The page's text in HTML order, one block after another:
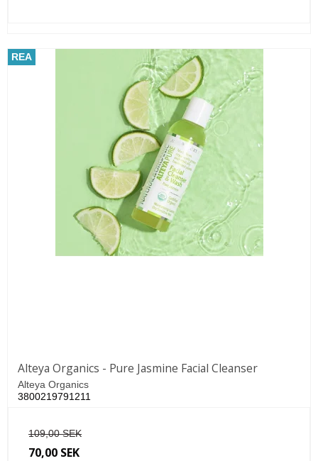
REA
Alteya Organics - Pure Jasmine Facial Cleanser
Alteya Organics
3800219791211
109,00 SEK
70,00 SEK